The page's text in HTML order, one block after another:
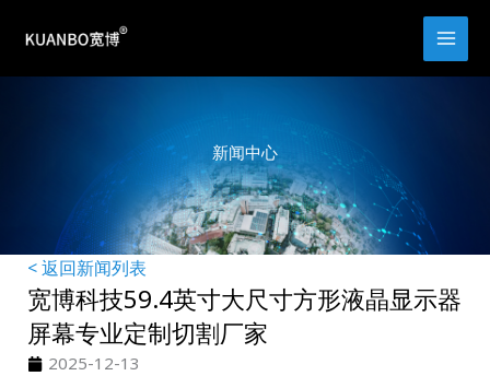
新闻中心
< 返回新闻列表
宽博科技59.4英寸大尺寸方形液晶显示器
屏幕专业定制切割厂家
2025-12-13